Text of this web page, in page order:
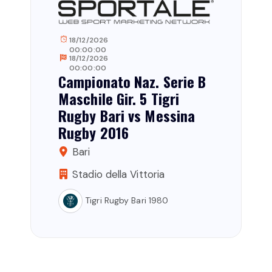
18/12/2026
00:00:00
18/12/2026
00:00:00
Campionato Naz. Serie B
Maschile Gir. 5 Tigri
Rugby Bari vs Messina
Rugby 2016
Bari
Stadio della Vittoria
Tigri Rugby Bari 1980